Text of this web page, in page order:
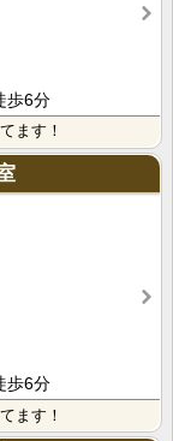
歩6分
ます！
歩6分
ます！